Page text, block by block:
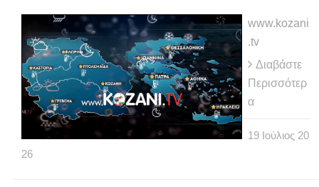
www.kozani
.tv
Διαβάστε
Περισσότερ
α
19 Ιούλιος 20
26